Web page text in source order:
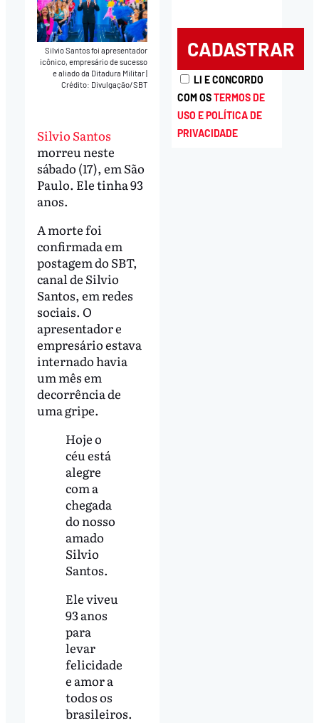
Silvio Santos foi apresentador
icônico, empresário de sucesso
e aliado da Ditadura Militar
Crédito: Divulgação/SBT
Silvio Santos
morreu neste
sábado (17), em São
Paulo. Ele tinha 93
anos.
A morte foi
confirmada em
postagem do SBT,
canal de Silvio
Santos, em redes
sociais. O
apresentador e
empresário estava
internado havia
um mês em
decorrência de
uma gripe.
Hoje o
céu está
alegre
com a
chegada
do nosso
amado
Silvio
Santos.
Ele viveu
93 anos
para
levar
felicidade
e amor a
todos os
brasileiros.
LI E CONCORDO
COM OSTERMOS DE
USO E POLÍTICA DE
PRIVACIDADE